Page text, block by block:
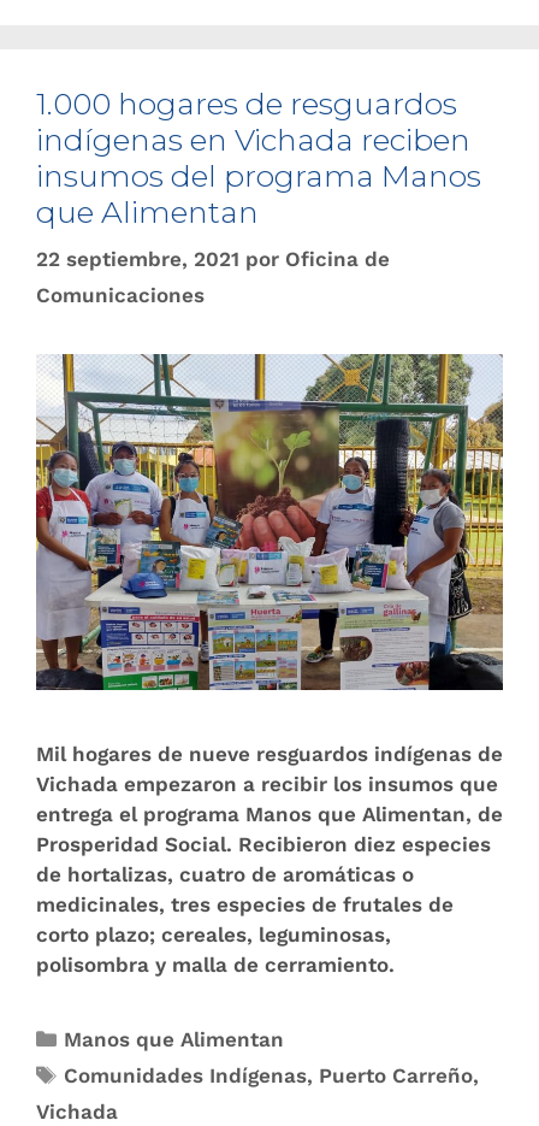
1.000 hogares de resguardos
indígenas en Vichada reciben
insumos del programa Manos
que Alimentan
22 septiembre, 2021 por Oficina de
Comunicaciones
Mil hogares de nueve resguardos indígenas de
Vichada empezaron a recibir los insumos que
entrega el programa Manos que Alimentan, de
Prosperidad Social. Recibieron diez especies
de hortalizas, cuatro de aromáticas o
medicinales, tres especies de frutales de
corto plazo; cereales, leguminosas,
polisombra y malla de cerramiento.
Manos que Alimentan
Comunidades Indígenas, Puerto Carreño,
Vichada